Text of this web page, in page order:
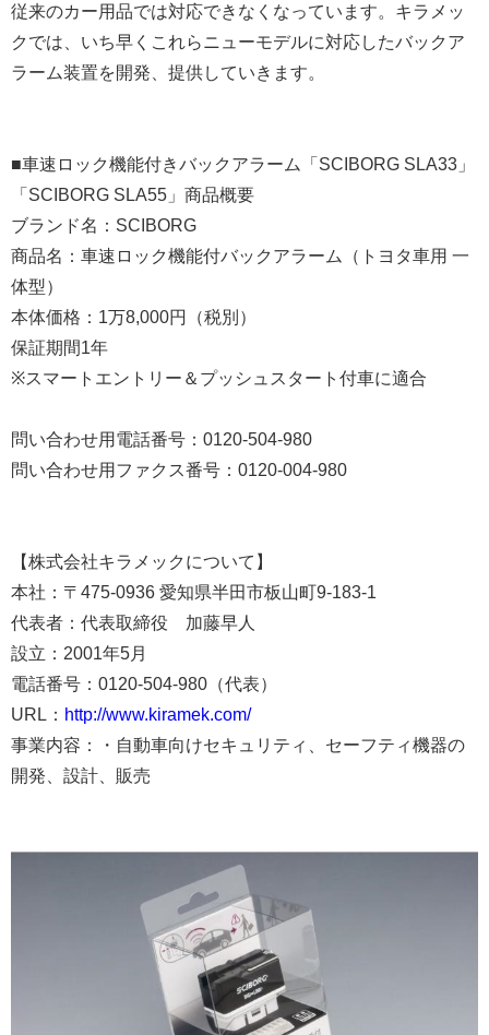
従来のカー用品では対応できなくなっています。キラメッ
クでは、いち早くこれらニューモデルに対応したバックア
ラーム装置を開発、提供していきます。
■車速ロック機能付きバックアラーム「SCIBORG SLA33」
「SCIBORG SLA55」商品概要
ブランド名：SCIBORG
商品名：車速ロック機能付バックアラーム（トヨタ車用 一
体型）
本体価格：1万8,000円（税別）
保証期間1年
※スマートエントリー＆プッシュスタート付車に適合
問い合わせ用電話番号：0120-504-980
問い合わせ用ファクス番号：0120-004-980
【株式会社キラメックについて】
本社：〒475-0936 愛知県半田市板山町9-183-1
代表者：代表取締役 加藤早人
設立：2001年5月
電話番号：0120-504-980（代表）
URL： http://www.kiramek.com/
事業内容：・自動車向けセキュリティ、セーフティ機器の
開発、設計、販売